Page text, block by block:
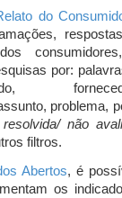
do
por:
problema,
não
filtros.
Abertos, é
os